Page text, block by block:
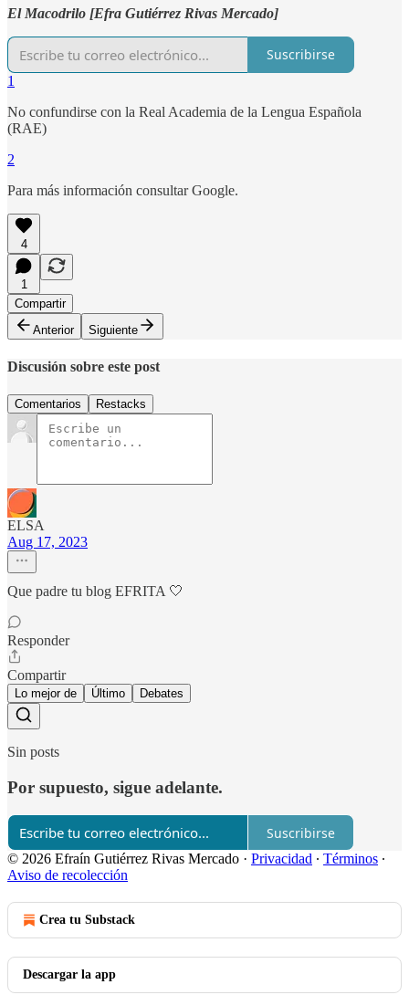
El Macodrilo [Efra Gutiérrez Rivas Mercado]
Suscribirse
1
No confundirse con la Real Academia de la Lengua Española
(RAE)
2
Para más información consultar Google.
4
1
Compartir
Anterior
Siguiente
Discusión sobre este post
Comentarios Restacks
ELSA
Aug 17, 2023
Que padre tu blog EFRITA 🤍
Responder
Compartir
Lo mejor de Último Debates
Sin posts
Por supuesto, sigue adelante.
Suscribirse
© 2026 Efraín Gutiérrez Rivas Mercado · Privacidad ∙ Términos ∙
Aviso de recolección
Crea tu Substack
Descargar la app